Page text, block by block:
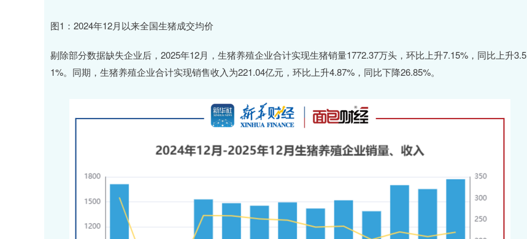
图1：2024年12月以来全国生猪成交均价
剔除部分数据缺失企业后，2025年12月，生猪养殖企业合计实现生猪销量1772.37万头，环比上升7.15%，同比上升3.5
1%。同期，生猪养殖企业合计实现销售收入为221.04亿元，环比上升4.87%，同比下降26.85%。